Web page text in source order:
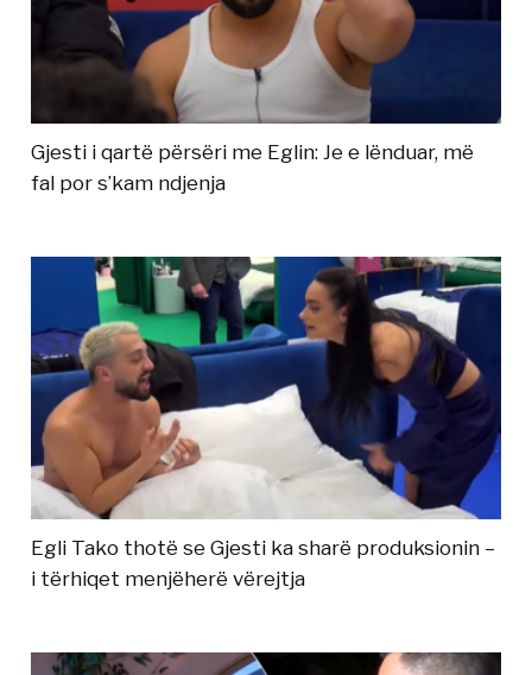
Gjesti i qartë përsëri me Eglin: Je e lënduar, më
fal por s’kam ndjenja
Egli Tako thotë se Gjesti ka sharë produksionin –
i tërhiqet menjëherë vërejtja